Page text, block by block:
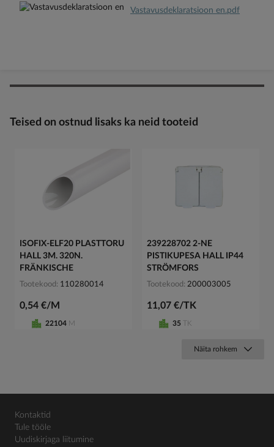
Vastavusdeklaratsioon en.pdf
Teised on ostnud lisaks ka neid tooteid
ISOFIX-ELF20 PLASTTORU
HALL 3M. 320N.
FRÄNKISCHE
Tootekood 110280014
0,54 €/M
22104 M
239228702 2-NE
PISTIKUPESA HALL IP44
STRÖMFORS
Tootekood 200003005
11,07 €/TK
35 TK
Näita rohkem
Kontaktid
Tule tööle
Uudiskirjaga liitumine